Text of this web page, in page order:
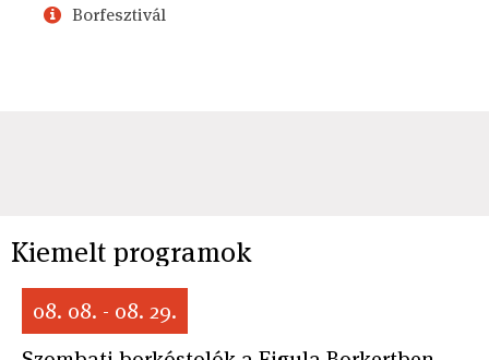
Borfesztivál
Kiemelt programok
08. 08. - 08. 29.